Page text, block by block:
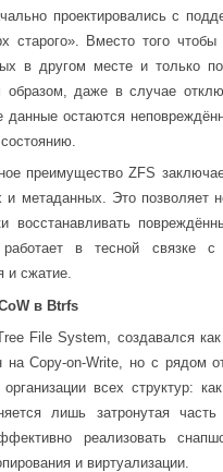
проектировались с
старого». Вместо того
в другом месте и только
образом, даже в случае
данные остаются
преимущество ZFS
и метаданных. Это позволяет
восстанавливать
в тесной связке
и сжатие.
в Btrfs
File System, создавался
на Copy-on-Write, но с рядом
всех структур:
лишь затронутая
реализовать
и виртуализации.